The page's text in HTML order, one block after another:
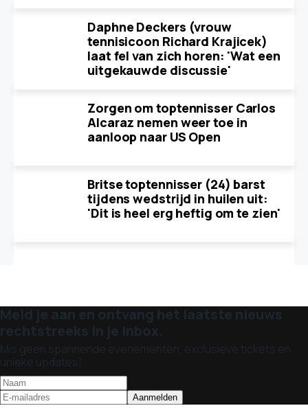
Daphne Deckers (vrouw
tennisicoon Richard Krajicek)
laat fel van zich horen: 'Wat een
uitgekauwde discussie'
Zorgen om toptennisser Carlos
Alcaraz nemen weer toe in
aanloop naar US Open
Britse toptennisser (24) barst
tijdens wedstrijd in huilen uit:
'Dit is heel erg heftig om te zien'
Meld je aan en ontvang het laatste nieuws
rechtstreeks in je inbox.
Mis geen spannende evenementen, exclusieve tickets en
unieke updates!